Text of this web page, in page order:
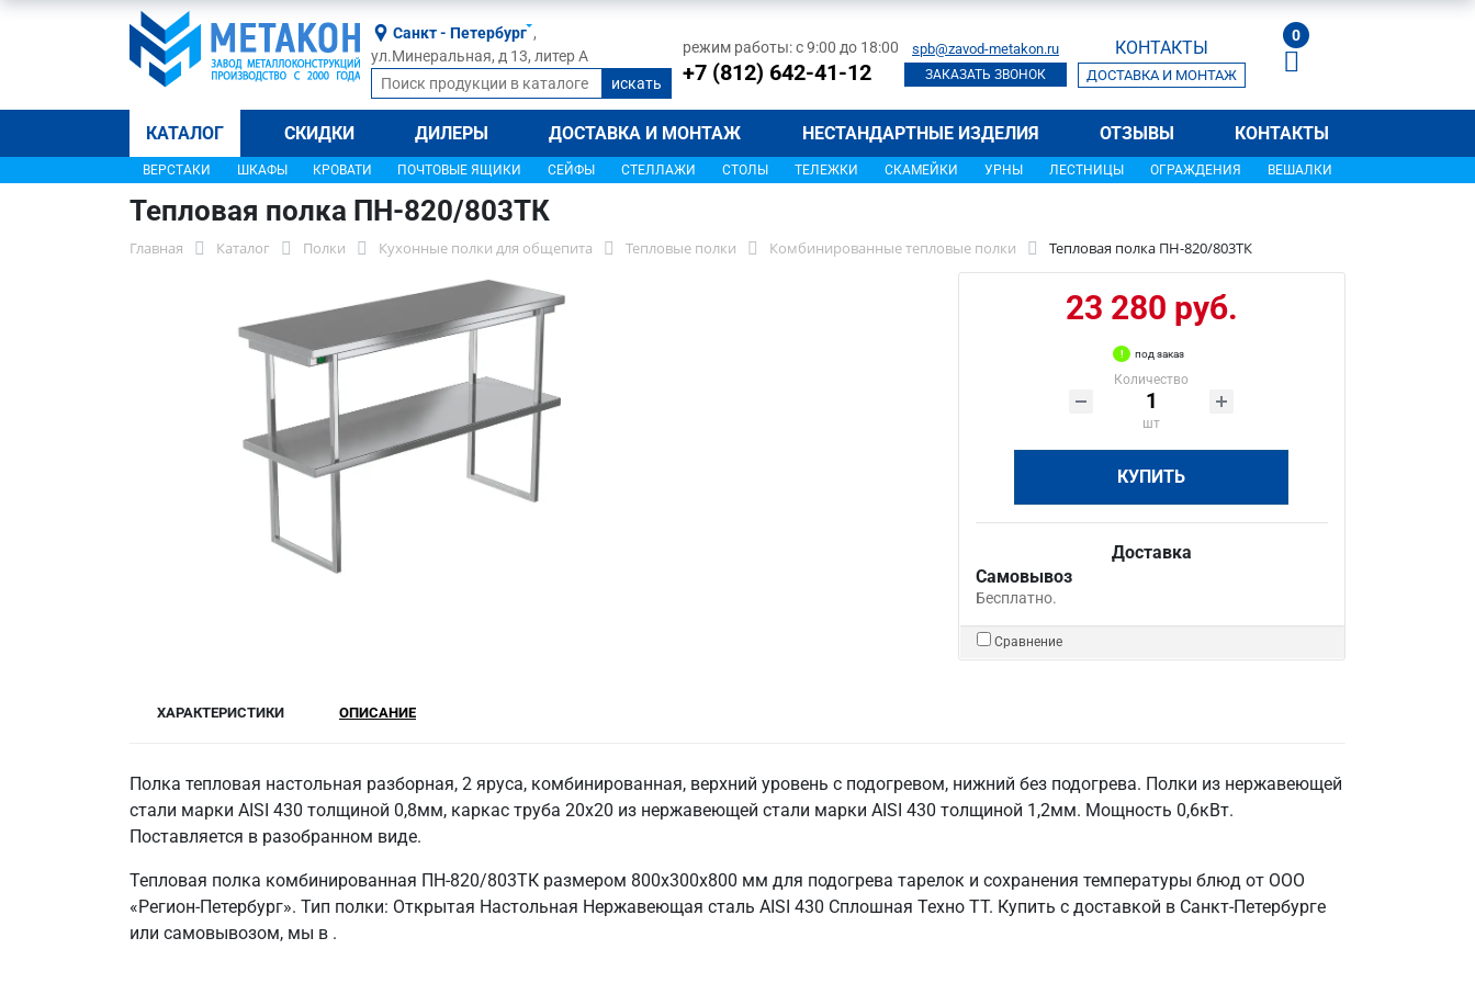
Санкт - Петербург ,
ул.Минеральная, д 13, литер А
режим работы: с 9:00 до 18:00
+7 (812) 642-41-12
spb@zavod-metakon.ru
ЗАКАЗАТЬ ЗВОНОК
КОНТАКТЫ
ДОСТАВКА И МОНТАЖ
0
КАТАЛОГ СКИДКИ ДИЛЕРЫ ДОСТАВКА И МОНТАЖ НЕСТАНДАРТНЫЕ ИЗДЕЛИЯ ОТЗЫВЫ КОНТАКТЫ
ВЕРСТАКИ ШКАФЫ КРОВАТИ ПОЧТОВЫЕ ЯЩИКИ СЕЙФЫ СТЕЛЛАЖИ СТОЛЫ ТЕЛЕЖКИ СКАМЕЙКИ УРНЫ ЛЕСТНИЦЫ ОГРАЖДЕНИЯ ВЕШАЛКИ
Тепловая полка ПН-820/803ТК
Главная Каталог Полки Кухонные полки для общепита Тепловые полки Комбинированные тепловые полки Тепловая полка ПН-820/803ТК
23 280 руб.
под заказ
Количество
шт
КУПИТЬ
Доставка
Самовывоз
Бесплатно.
Сравнение
ХАРАКТЕРИСТИКИ ОПИСАНИЕ
Полка тепловая настольная разборная, 2 яруса, комбинированная, верхний уровень с подогревом, нижний без подогрева. Полки из нержавеющей
стали марки AISI 430 толщиной 0,8мм, каркас труба 20х20 из нержавеющей стали марки AISI 430 толщиной 1,2мм. Мощность 0,6кВт.
Поставляется в разобранном виде.
Тепловая полка комбинированная ПН-820/803ТК размером 800х300х800 мм для подогрева тарелок и сохранения температуры блюд от ООО
«Регион-Петербург». Тип полки: Открытая Настольная Нержавеющая сталь AISI 430 Сплошная Техно ТТ. Купить с доставкой в Санкт‑Петербурге
или самовывозом, мы в .